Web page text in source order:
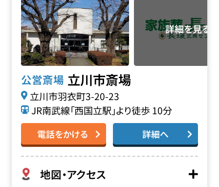
公営斎場 立川市斎場
立川市羽衣町3-20-23
JR南武線「西国立駅」より徒歩 10分
電話をかける 詳細へ
地図・アクセス